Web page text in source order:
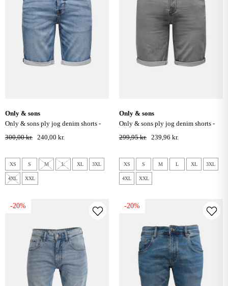
only & sons
only & sons ply jog denim shorts -
blue denim
300,00 kr. 240,00 kr.
XS S M L XL 3XL
4XL XXL
only & sons
only & sons ply jog denim shorts -
grey denim
299,95 kr. 239,96 kr.
XS S M L XL 3XL
4XL XXL
-20% -20%